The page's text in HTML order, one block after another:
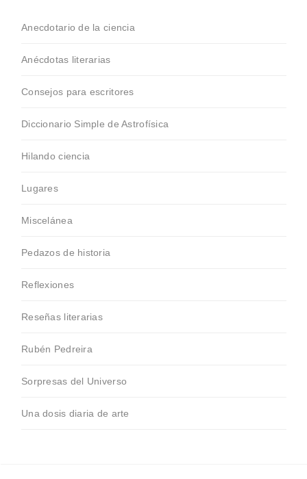
Anecdotario de la ciencia
Anécdotas literarias
Consejos para escritores
Diccionario Simple de Astrofísica
Hilando ciencia
Lugares
Miscelánea
Pedazos de historia
Reflexiones
Reseñas literarias
Rubén Pedreira
Sorpresas del Universo
Una dosis diaria de arte